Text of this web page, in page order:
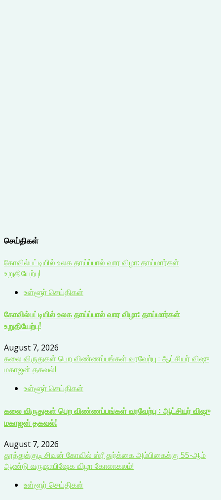
செய்திகள்
கோவில்பட்டியில் உலக தாய்ப்பால் வார விழா: தாய்மார்கள்
உறுதியேற்பு!
உள்ளூர் செய்திகள்
கோவில்பட்டியில் உலக தாய்ப்பால் வார விழா: தாய்மார்கள்
உறுதியேற்பு!
August 7, 2026
கலை விருதுகள் பெற விண்ணப்பங்கள் வரவேற்பு : ஆட்சியர் விஷு
மகாஜன் தகவல்!
உள்ளூர் செய்திகள்
கலை விருதுகள் பெற விண்ணப்பங்கள் வரவேற்பு : ஆட்சியர் விஷு
மகாஜன் தகவல்!
August 7, 2026
தூத்துக்குடி சிவன் கோவில் ஸ்ரீ துர்க்கை அம்பிகைக்கு 55-ஆம்
ஆண்டு வருஷாபிஷேக விழா கோலாகலம்!
உள்ளூர் செய்திகள்